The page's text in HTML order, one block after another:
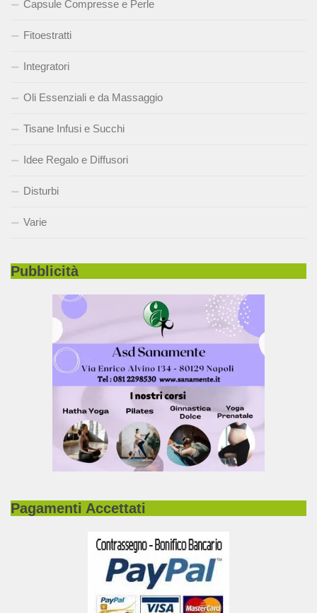
Capsule Compresse e Perle
Fitoestratti
Integratori
Oli Essenziali e da Massaggio
Tisane Infusi e Succhi
Idee Regalo e Diffusori
Disturbi
Varie
Pubblicità
Pagamenti Accettati